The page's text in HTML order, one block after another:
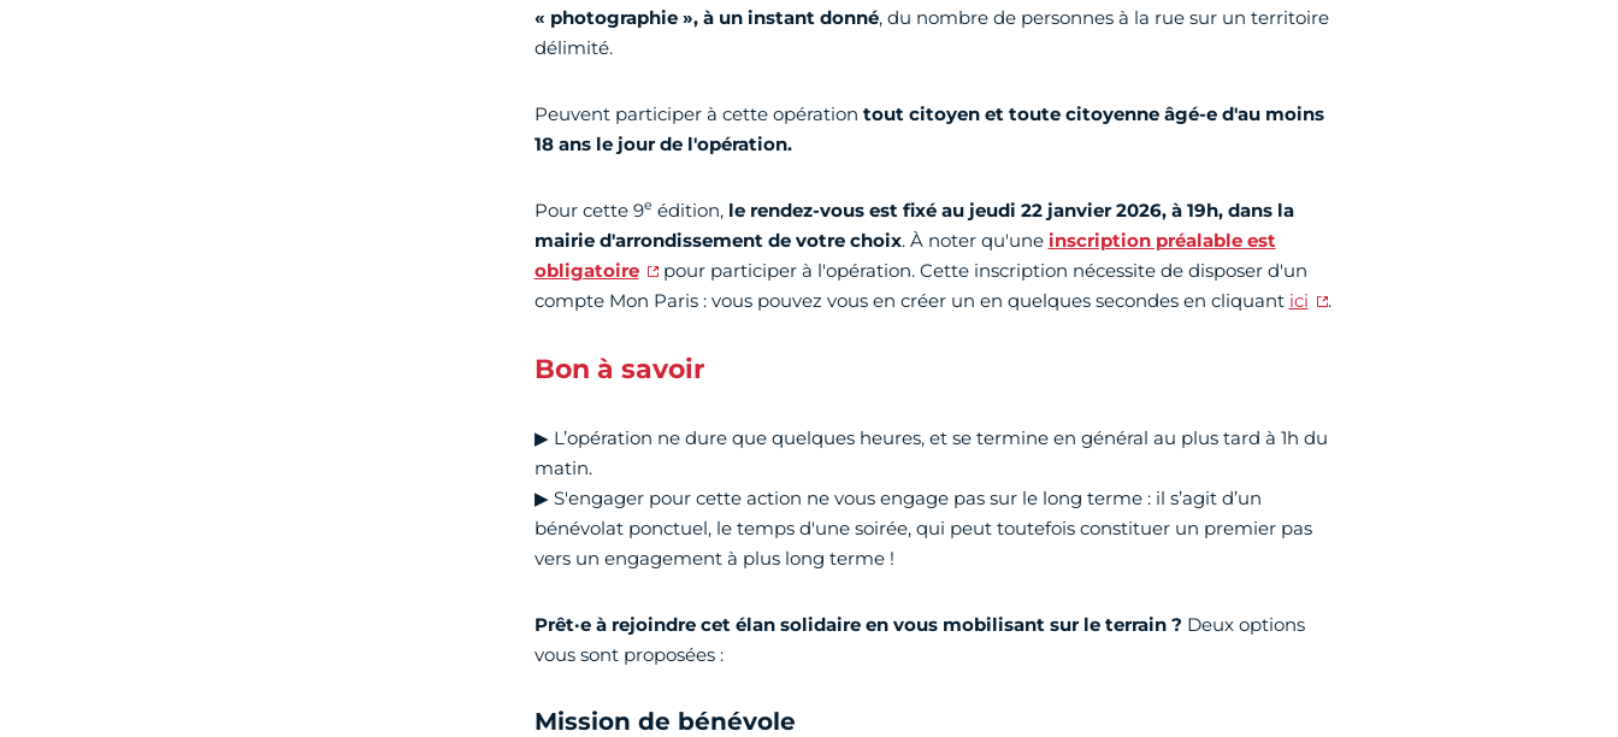
« photographie », à un instant donné, du nombre de personnes à la rue sur un territoire
délimité.
Peuvent participer à cette opération tout citoyen et toute citoyenne âgé-e d'au moins
18 ans le jour de l'opération.
Pour cette 9e édition, le rendez-vous est fixé au jeudi 22 janvier 2026, à 19h, dans la
mairie d'arrondissement de votre choix. À noter qu'une inscription préalable est
obligatoire
pour participer à l'opération. Cette inscription nécessite de disposer d'un
compte Mon Paris : vous pouvez vous en créer un en quelques secondes en cliquant ici .
Bon à savoir
▶ L’opération ne dure que quelques heures, et se termine en général au plus tard à 1h du
matin.
▶ S'engager pour cette action ne vous engage pas sur le long terme : il s’agit d’un
bénévolat ponctuel, le temps d'une soirée, qui peut toutefois constituer un premier pas
vers un engagement à plus long terme !
Prêt·e à rejoindre cet élan solidaire en vous mobilisant sur le terrain ? Deux options
vous sont proposées :
Mission de bénévole